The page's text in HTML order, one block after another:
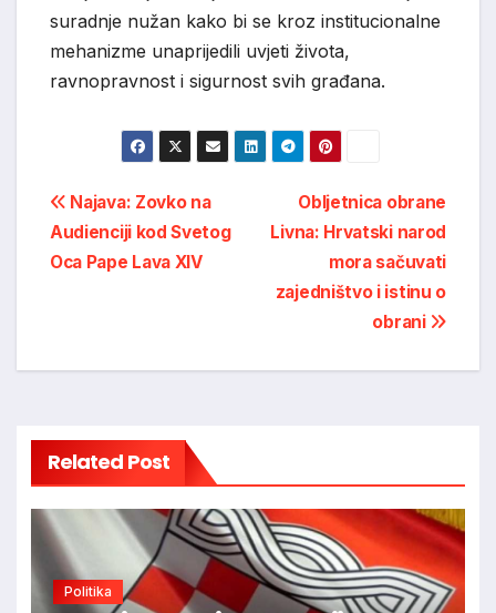
suradnje nužan kako bi se kroz institucionalne
mehanizme unaprijedili uvjeti života,
ravnopravnost i sigurnost svih građana.
Post
navigation
Obljetnica obrane
Livna: Hrvatski narod
mora sačuvati
zajedništvo i istinu o
obrani
Najava: Zovko na
Audienciji kod Svetog
Oca Pape Lava XIV
Related Post
Politika